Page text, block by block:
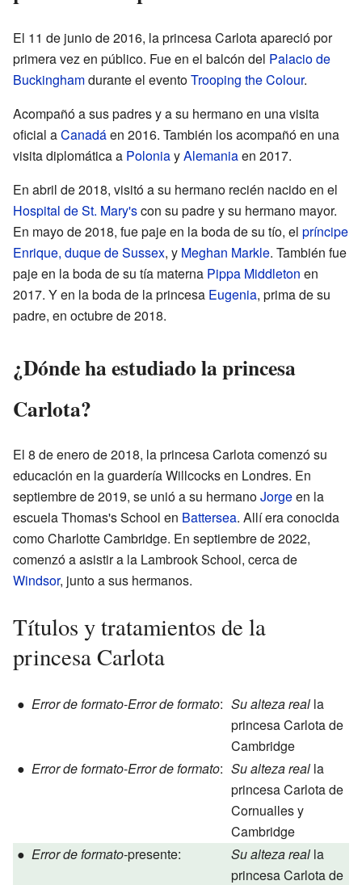
El 11 de junio de 2016, la princesa Carlota apareció por
primera vez en público. Fue en el balcón del Palacio de
Buckinghamdurante el eventoTrooping the Colour.
Acompañó a sus padres y a su hermano en una visita
oficial aCanadáen 2016. También los acompañó en una
visita diplomática a PoloniayAlemaniaen 2017.
En abril de 2018, visitó a su hermano recién nacido en el
Hospital de St. Mary'scon su padre y su hermano mayor.
En mayo de 2018, fue paje en la boda de su tío, el príncipe
Enrique, duque de Sussex, y Meghan Markle. También fue
paje en la boda de su tía materna Pippa Middleton en
2017. Y en la boda de la princesa Eugenia, prima de su
padre, en octubre de 2018.
¿Dónde ha estudiado la princesa
Carlota?
El 8 de enero de 2018, la princesa Carlota comenzó su
educación en la guardería Willcocks en Londres. En
septiembre de 2019, se unió a su hermanoJorgeen la
escuela Thomas's School en Battersea. Allí era conocida
como Charlotte Cambridge. En septiembre de 2022,
comenzó a asistir a la Lambrook School, cerca de
Windsor, junto a sus hermanos.
Títulos y tratamientos de la
princesa Carlota
● Error de formato-Error de formato: Su alteza real la
princesa Carlota de
Cambridge
● Error de formato-Error de formato: Su alteza real la
princesa Carlota de
Cornualles y
Cambridge
● Error de formato-presente: Su alteza real la
princesa Carlota de